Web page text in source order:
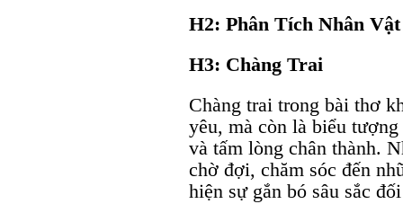
H2: Phân Tích Nhân
H3: Chàng Trai
Chàng trai trong bài thơ
yêu, mà còn là biểu
và tấm lòng chân thành.
chờ đợi, chăm sóc đến
hiện sự gắn bó sâu sắc